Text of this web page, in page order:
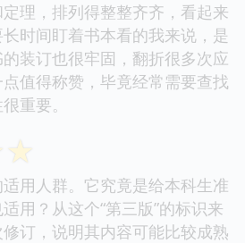
理，排列得整整齐齐，看起来
时间盯着书本看的我来说，是
装订也很牢固，翻折很多次应
值得称赞，毕竟经常需要查找
重要。
☆
用人群。它究竟是给本科生准
用？从这个“第三版”的标识来
订，说明其内容可能比较成熟